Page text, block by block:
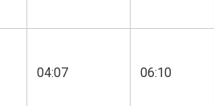
04:07 06:10